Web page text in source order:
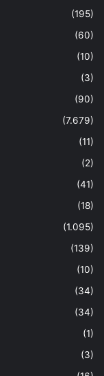
(195)
(60)
(10)
(3)
(90)
(7.679)
(11)
(2)
(41)
(18)
(1.095)
(139)
(10)
(34)
(34)
(1)
(3)